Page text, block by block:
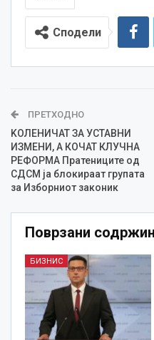
Сподели
ПРЕТХОДНО
KOЛЕНИЧАТ ЗА УСТАВНИ
ИЗМЕНИ, А КОЧАТ КЛУЧНА
РЕФОРМА Пратениците од
СДСМ ја блокираат групата
за Изборниот законик
Поврзани
БИЗНИС